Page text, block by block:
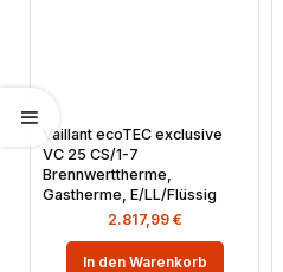
Vaillant ecoTEC exclusive
VC 25 CS/1-7
Brennwerttherme,
Gastherme, E/LL/Flüssig
2.817,99 €
In den Warenkorb